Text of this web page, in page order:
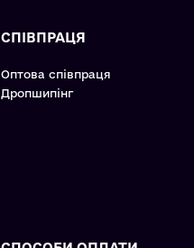
СПІВПРАЦЯ
Оптова співпраця
Дропшипінг